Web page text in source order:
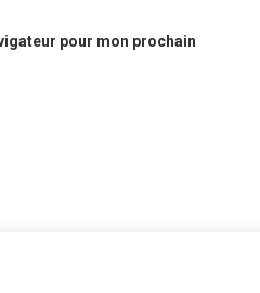
pour mon prochain